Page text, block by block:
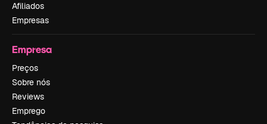
Afiliados
Empresas
Empresa
Preços
Sobre nós
Reviews
Emprego